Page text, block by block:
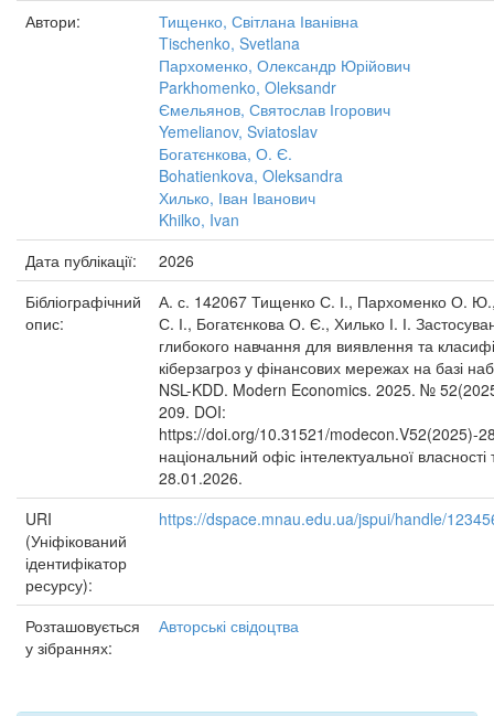
Автори:
Тищенко, Світлана Іванівна
Tischenko, Svetlana
Пархоменко, Олександр Юрійович
Parkhomenko, Oleksandr
Ємельянов, Святослав Ігорович
Yemelianov, Sviatoslav
Богатєнкова, О. Є.
Bohatienkova, Oleksandra
Хилько, Іван Іванович
Khilko, Ivan
Дата публікації:
2026
Бібліографічний
опис:
А. с. 142067 Тищенко С. І., Пархоменко О.
С. І., Богатєнкова О. Є., Хилько І. І.
глибокого навчання для виявлення та
кіберзагроз у фінансових мережах на базі
NSL-KDD. Modern Economics. 2025. №
209. DOI:
https://doi.org/10.31521/modecon.V52(2025)-
національний офіс інтелектуальної власності
28.01.2026.
URI
(Уніфікований
ідентифікатор
ресурсу):
https://dspace.mnau.edu.ua/jspui/handle/
Розташовується
у зібраннях:
Авторські свідоцтва